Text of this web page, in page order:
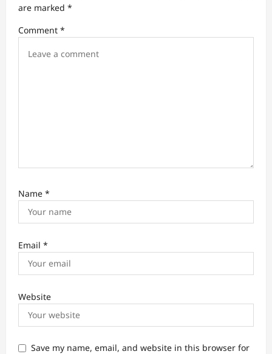
t
i
are marked *
Comment *
Name *
Email *
Website
Save my name, email, and website in this browser for